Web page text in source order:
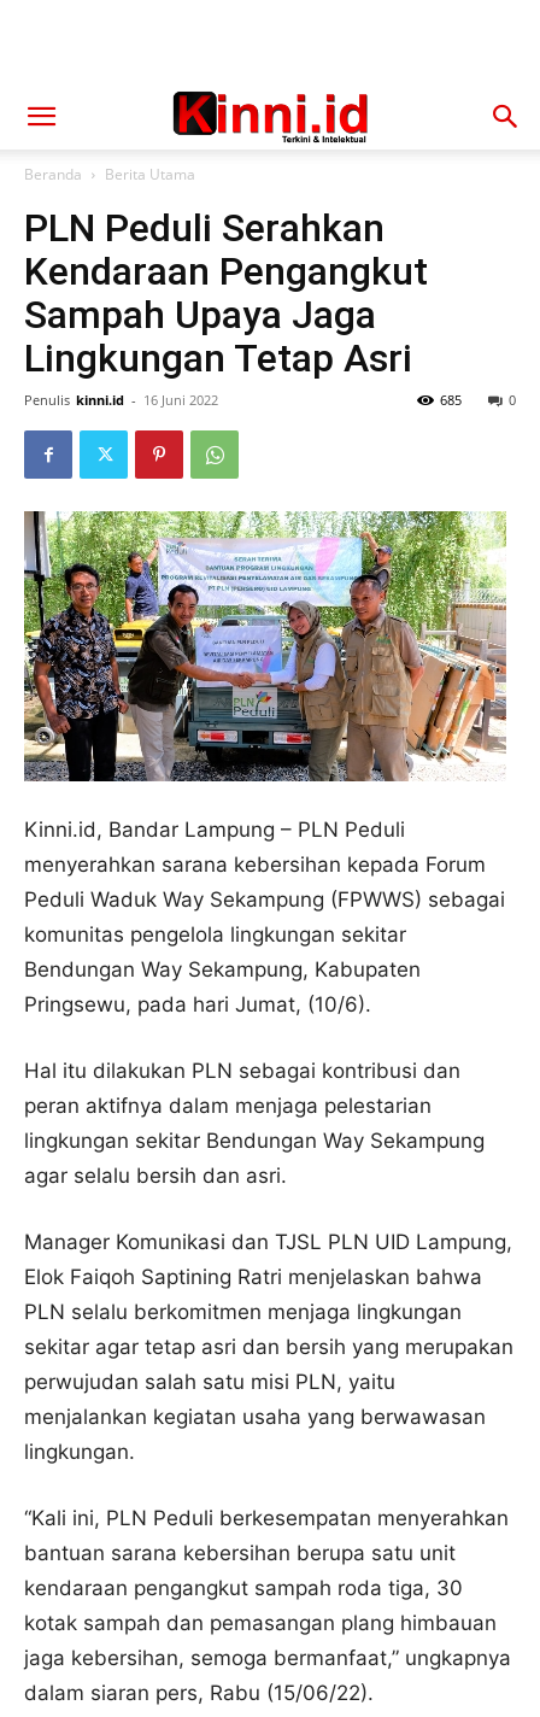
Beranda Berita Utama
PLN Peduli Serahkan
Kendaraan Pengangkut
Sampah Upaya Jaga
Lingkungan Tetap Asri
Penulis kinni.id - 16 Juni 2022 0
685
Kinni.id, Bandar Lampung – PLN Peduli
menyerahkan sarana kebersihan kepada Forum
Peduli Waduk Way Sekampung (FPWWS) sebagai
komunitas pengelola lingkungan sekitar
Bendungan Way Sekampung, Kabupaten
Pringsewu, pada hari Jumat, (10/6).
Hal itu dilakukan PLN sebagai kontribusi dan
peran aktifnya dalam menjaga pelestarian
lingkungan sekitar Bendungan Way Sekampung
agar selalu bersih dan asri.
Manager Komunikasi dan TJSL PLN UID Lampung,
Elok Faiqoh Saptining Ratri menjelaskan bahwa
PLN selalu berkomitmen menjaga lingkungan
sekitar agar tetap asri dan bersih yang merupakan
perwujudan salah satu misi PLN, yaitu
menjalankan kegiatan usaha yang berwawasan
lingkungan.
“Kali ini, PLN Peduli berkesempatan menyerahkan
bantuan sarana kebersihan berupa satu unit
kendaraan pengangkut sampah roda tiga, 30
kotak sampah dan pemasangan plang himbauan
jaga kebersihan, semoga bermanfaat,” ungkapnya
dalam siaran pers, Rabu (15/06/22).